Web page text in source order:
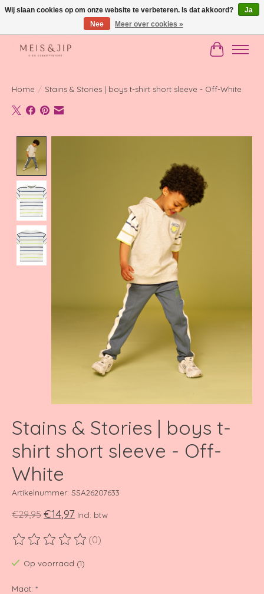
Gratis verzending in NL vanaf €150
Home / Stains & Stories | boys t-shirt short sleeve - Off-White
Stains & Stories | boys t-
shirt short sleeve - Off-
White
Artikelnummer: SSA26207633
€29,95 €14,97 Incl. btw
De beoordeling van dit product is
(0)
Op voorraad (1)
Maat: *
Wij slaan cookies op om onze website te verbeteren. Is dat akkoord?
Ja
Nee
Meer over cookies »